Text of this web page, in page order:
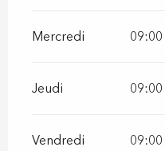
Mercredi 09:00
Jeudi 09:00
Vendredi 09:00